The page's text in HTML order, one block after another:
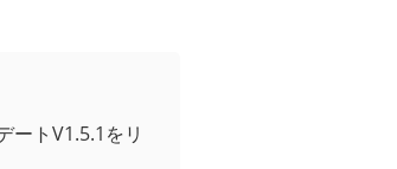
ートV1.5.1をリ